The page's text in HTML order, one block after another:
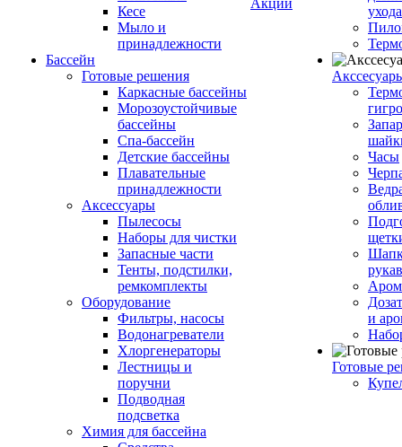
Кесе
Мыло и
принадлежности
Бассейн
Готовые решения
Каркасные бассейны
Морозоустойчивые
бассейны
Спа-бассейн
Детские бассейны
Плавательные
принадлежности
Аксессуары
Пылесосы
Наборы для чистки
Запасные части
Тенты, подстилки,
ремкомплекты
Оборудование
Фильтры, насосы
Водонагреватели
Хлоргенераторы
Лестницы и
поручни
Подводная
подсветка
Химия для бассейна
Акции
ухода
Часы
и
Готовые